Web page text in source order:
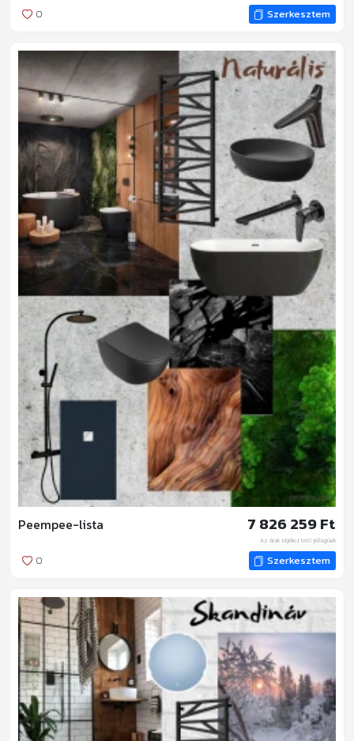
0 Szerkesztem
Peempee-lista 7 826 259 Ft
Az árak tájékoztató jellegűek
0 Szerkesztem